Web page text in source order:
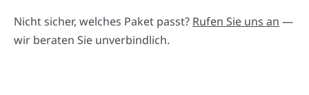
Nicht sicher, welches Paket passt? Rufen Sie uns an —
wir beraten Sie unverbindlich.